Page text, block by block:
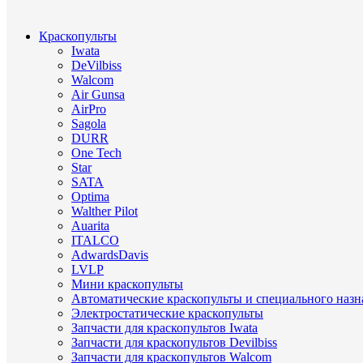
Краскопульты
Iwata
DeVilbiss
Walcom
Air Gunsa
AirPro
Sagola
DURR
One Tech
Star
SATA
Optima
Walther Pilot
Auarita
ITALCO
AdwardsDavis
LVLP
Мини краскопульты
Автоматические краскопульты и специального
Электростатические краскопульты
Запчасти для краскопультов Iwata
Запчасти для краскопультов Devilbiss
Запчасти для краскопультов Walcom